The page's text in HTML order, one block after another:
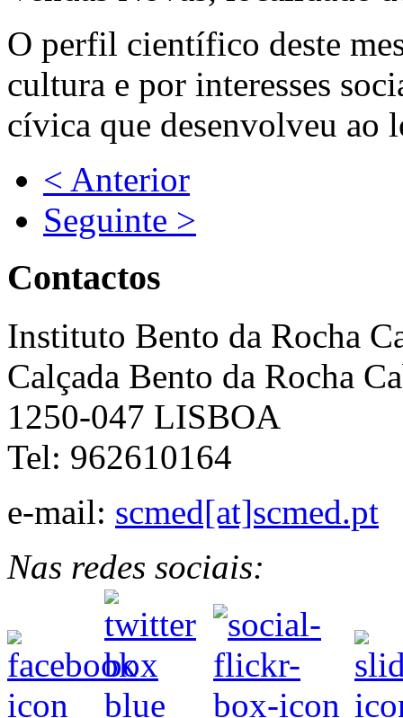
O perfil científico deste
cultura e por interesses
cívica que desenvolveu ao
< Anterior
Seguinte >
Contactos
Instituto Bento da Rocha
Calçada Bento da Rocha
1250-047 LISBOA
Tel: 962610164
e-mail: scmed[at]scmed.pt
Nas redes sociais: